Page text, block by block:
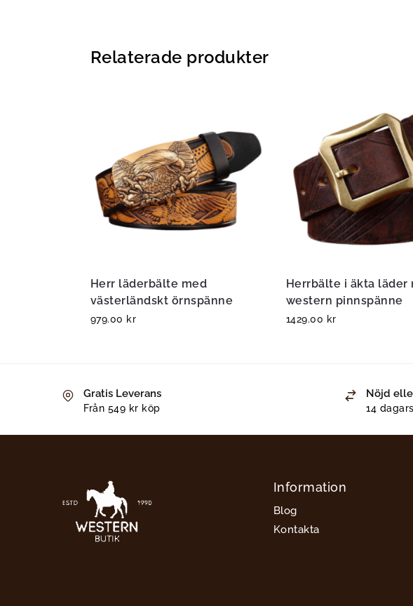
Relaterade produkter
Herr läderbälte med
västerländskt örnspänne
979.00 kr
Herrbälte i äkta läder
western pinnspänne
1429.00 kr
Gratis Leverans
Från 549 kr köp
Nöjd
14
Information
Blog
Kontakta